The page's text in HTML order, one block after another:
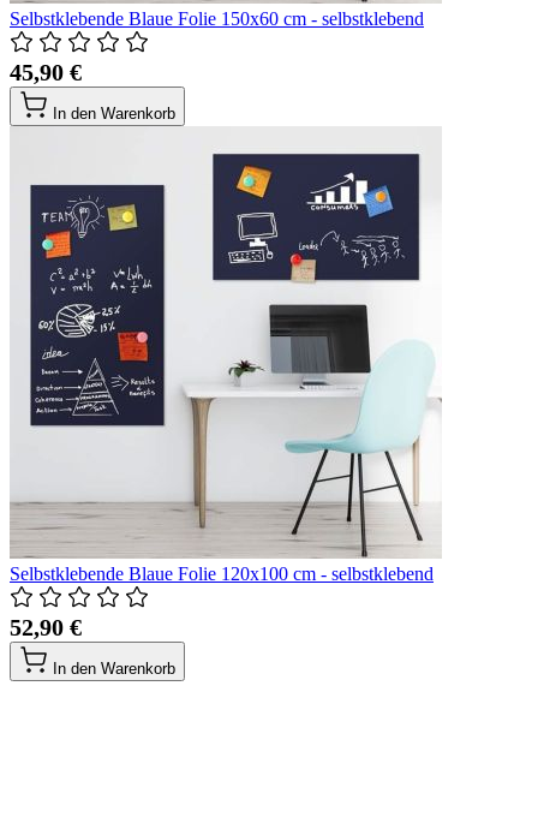
Selbstklebende Blaue Folie 150x60 cm - selbstklebend
45,90 €
In den Warenkorb
Selbstklebende Blaue Folie 120x100 cm - selbstklebend
52,90 €
In den Warenkorb